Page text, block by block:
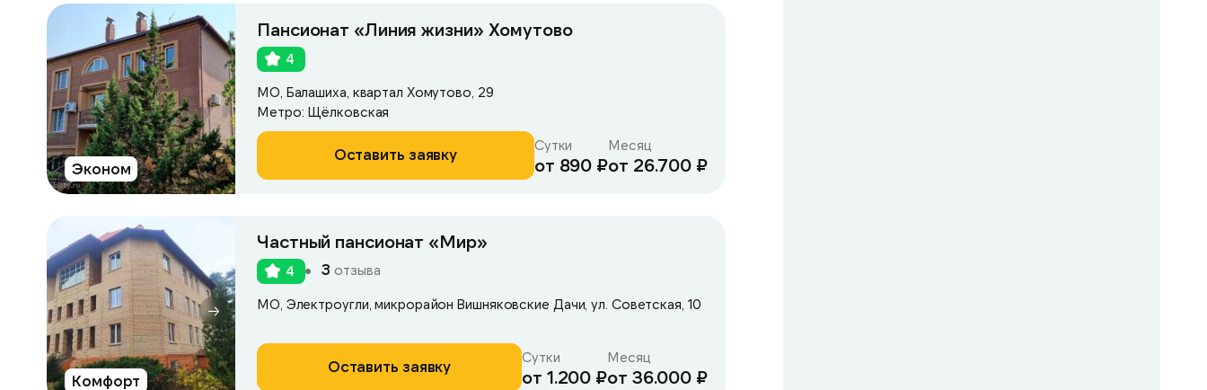
Эконом
Пансионат «Линия жизни» Хомутово
4
МО, Балашиха, квартал Хомутово, 29
Метро: Щёлковская
Оставить заявку Сутки
от 890 ₽
Месяц
от 26.700 ₽
Комфорт
Частный пансионат «Мир»
4 3 отзыва
МО, Электроугли, микрорайон Вишняковские Дачи, ул. Советская, 10
Оставить заявку Сутки
от 1.200 ₽
Месяц
от 36.000 ₽